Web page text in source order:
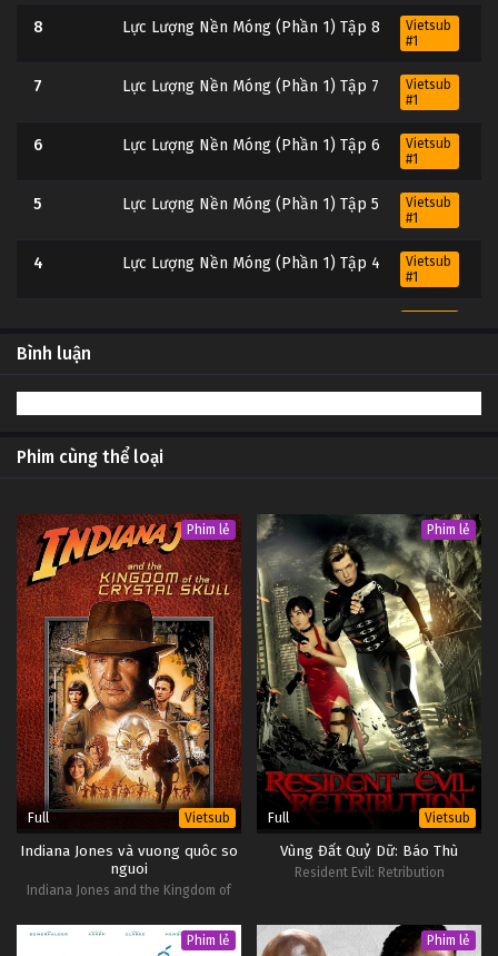
8 Lực Lượng Nền Móng (Phần 1) Tập 8
Vietsub
#1
7 Lực Lượng Nền Móng (Phần 1) Tập 7
Vietsub
#1
6 Lực Lượng Nền Móng (Phần 1) Tập 6
Vietsub
#1
5 Lực Lượng Nền Móng (Phần 1) Tập 5
Vietsub
#1
4 Lực Lượng Nền Móng (Phần 1) Tập 4
Vietsub
#1
2 Lực Lượng Nền Móng (Phần 1) Tập 2
Vietsub
#1
Bình luận
Phim cùng thể loại
Phim lẻ
Full Vietsub
Indiana Jones và vuong quôc so
nguoi
Indiana Jones and the Kingdom of
Phim lẻ
Full Vietsub
Vùng Đất Quỷ Dữ: Báo Thù
Resident Evil: Retribution
Phim lẻ Phim lẻ